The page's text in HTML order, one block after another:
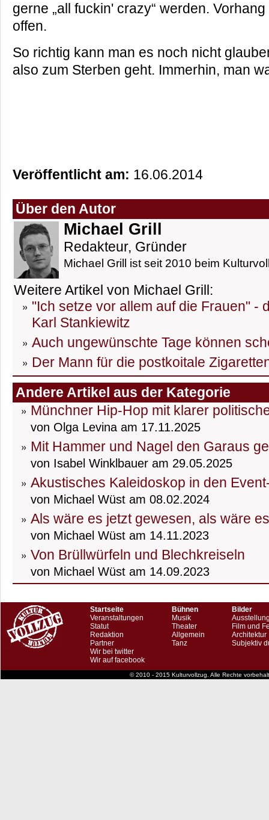
gerne „all fuckin' crazy“ werden.
offen.
So richtig kann man es noch nicht
also zum Sterben geht. Immerhin, man
Veröffentlicht am: 16.06.2014
Über den Autor
Michael Grill
Redakteur, Gründer
Michael Grill ist seit 2010 beim
Weitere Artikel von Michael Grill:
"Ich setze vor allem auf die Frauen" -
Karl Stankiewitz
Auch ungewünschte Tage können
Der Mann für die postkoitale
Andere Artikel aus der Kategorie
Münchner Hip-Hop mit klarer
von Olga Levina am 17.11.2025
Mit Hammer und Nagel den Garaus
von Isabel Winklbauer am 29.05.2025
Akustisches Kaleidoskop in den
von Michael Wüst am 08.02.2024
Als wäre es jetzt gewesen, als wäre
von Michael Wüst am 14.11.2023
Von Brüllwürfeln und Blechkreiseln
von Michael Wüst am 14.09.2023
Startseite
Veranstaltungen
Statut
Redaktion
Partner
Wir bei twitter
Wir auf facebook
Bühnen
Musik
Theater
Allgemein
Tanz
Bilder
Film und
Architektur
Subjektiv
© 2010 - 2015 Kulturvollzug. Alle Rechte